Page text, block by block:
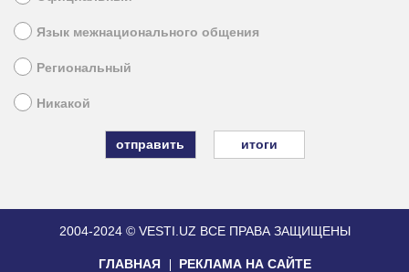
Язык межнационального общения
Региональный
Никакой
итоги
2004-2024 © VESTI.UZ ВСЕ ПРАВА ЗАЩИЩЕНЫ
ГЛАВНАЯ РЕКЛАМА НА САЙТЕ